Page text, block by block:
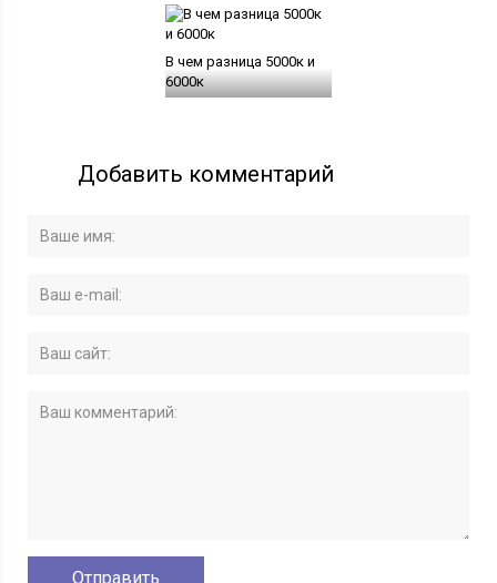
В чем разница 5000к и
6000к
Добавить комментарий